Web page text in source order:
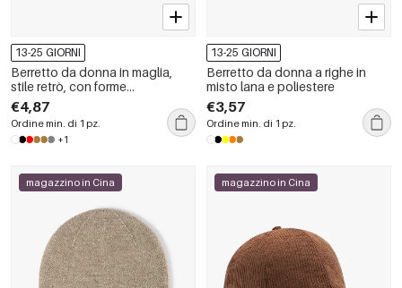
13-25 GIORNI
Berretto da donna in maglia,
stile retrò, con forme
geometriche e colori misti, in
misto lana e poliestere.
€4,87
Ordine min. di 1 pz.
+1
13-25 GIORNI
Berretto da donna a righe in
misto lana e poliestere
€3,57
Ordine min. di 1 pz.
magazzino in Cina magazzino in Cina